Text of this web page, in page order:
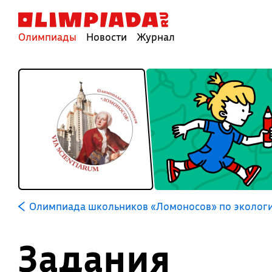
Олимпиады Новости Журнал
Олимпиада школьников «Ломоносов» по
Задания